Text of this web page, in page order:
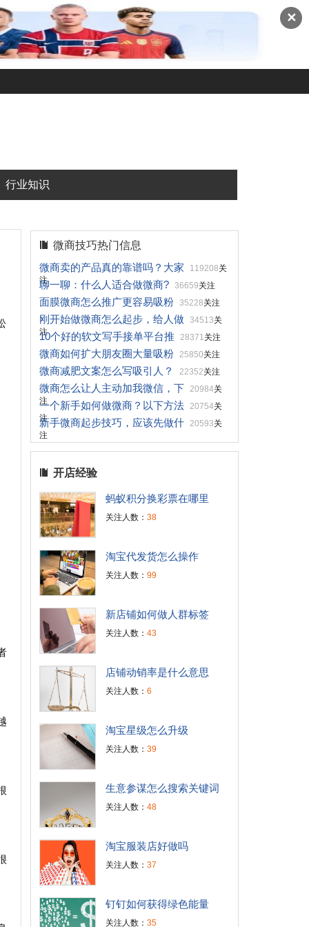
✕
行业知识
微商技巧热门信息
微商卖的产品真的靠谱吗？大家
119208关
注
聊一聊：什么人适合做微商? 36659关注
面膜微商怎么推广更容易吸粉 35228关注
刚开始做微商怎么起步，给人做 34513关
注
10个好的软文写手接单平台推 28371关注
微商如何扩大朋友圈大量吸粉 25850关注
微商减肥文案怎么写吸引人？ 22352关注
微商怎么让人主动加我微信，下 20984关
注
一个新手如何做微商？以下方法 20754关
注
新手微商起步技巧，应该先做什 20593关
注
开店经验
蚂蚁积分换彩票在哪里
关注人数： 38
淘宝代发货怎么操作
关注人数： 99
新店铺如何做人群标签
关注人数： 43
店铺动销率是什么意思
关注人数： 6
淘宝星级怎么升级
关注人数： 39
生意参谋怎么搜索关键词
关注人数： 48
淘宝服装店好做吗
关注人数： 37
钉钉如何获得绿色能量
关注人数： 35